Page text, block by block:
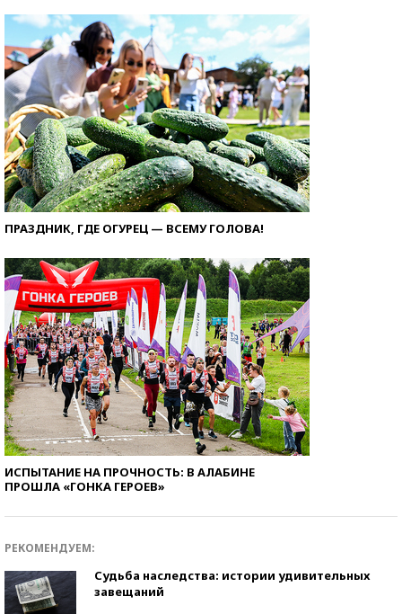
ПРАЗДНИК, ГДЕ ОГУРЕЦ — ВСЕМУ ГОЛОВА!
ИСПЫТАНИЕ НА ПРОЧНОСТЬ: В АЛАБИНЕ
ПРОШЛА «ГОНКА ГЕРОЕВ»
РЕКОМЕНДУЕМ:
Судьба наследства: истории удивительных
завещаний